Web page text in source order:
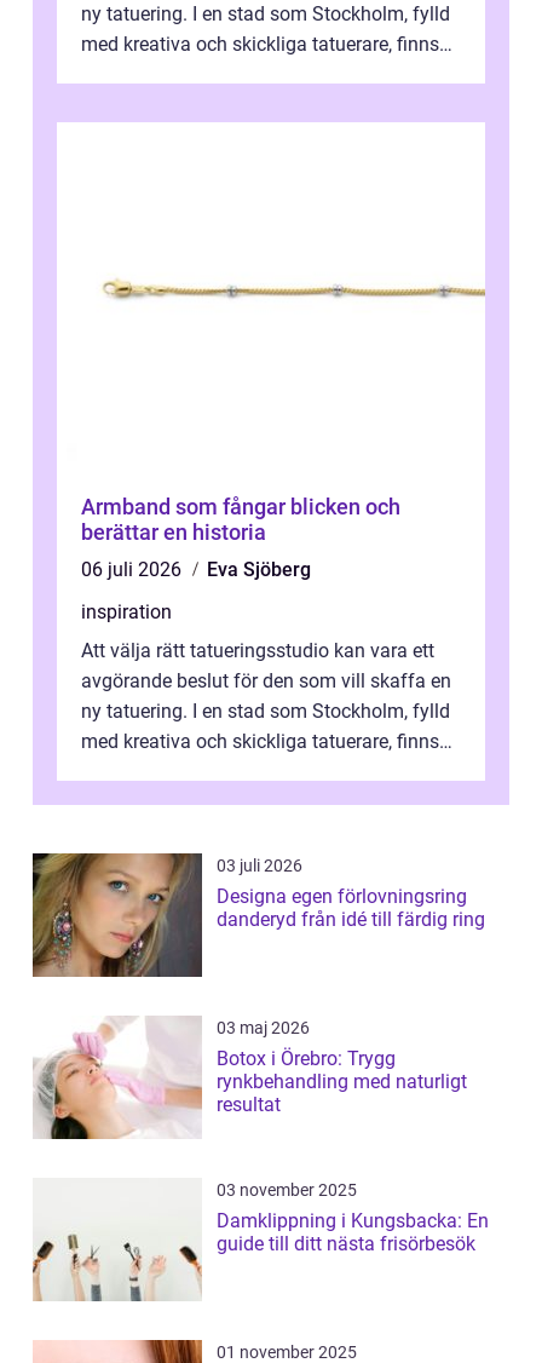
ny tatuering. I en stad som Stockholm, fylld
med kreativa och skickliga tatuerare, finns
Armband som fångar blicken och
berättar en historia
06 juli 2026
Eva Sjöberg
inspiration
Att välja rätt tatueringsstudio kan vara ett
avgörande beslut för den som vill skaffa en
ny tatuering. I en stad som Stockholm, fylld
med kreativa och skickliga tatuerare, finns
03 juli 2026
Designa egen förlovningsring
danderyd från idé till färdig ring
03 maj 2026
Botox i Örebro: Trygg
rynkbehandling med naturligt
resultat
03 november 2025
Damklippning i Kungsbacka: En
guide till ditt nästa frisörbesök
01 november 2025